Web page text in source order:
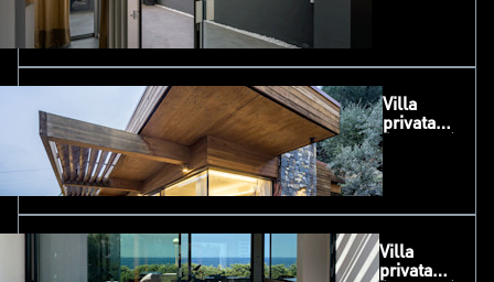
Villa
privata
Villa
privata